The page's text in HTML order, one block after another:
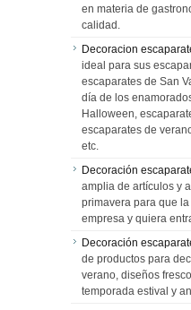
en materia de
calidad.
Decoracion
ideal para sus
escaparates de San
día de los
Halloween,
escaparates de
etc.
Decoración
amplia de artículos y
primavera para que
empresa y quiera
Decoración
de productos para
verano, diseños
temporada estival y